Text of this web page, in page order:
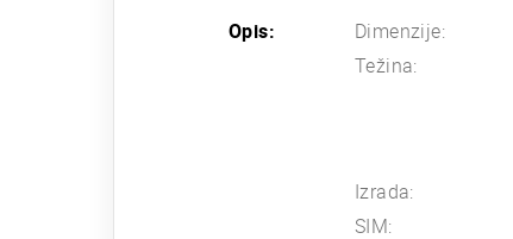
Opis: Dimenzije:
Težina:
Izrada:
SIM: